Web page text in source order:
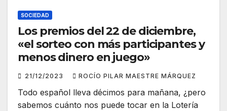
SOCIEDAD
Los premios del 22 de diciembre,
«el sorteo con más participantes y
menos dinero en juego»
21/12/2023 ROCÍO PILAR MAESTRE MÁRQUEZ
Todo español lleva décimos para mañana, ¿pero
sabemos cuánto nos puede tocar en la Lotería